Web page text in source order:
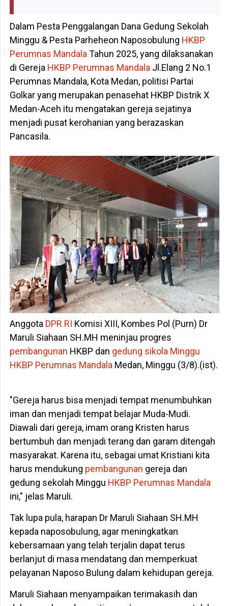
Dalam Pesta Penggalangan Dana Gedung Sekolah
Minggu & Pesta Parheheon Naposobulung HKBP
Perumnas Mandala Tahun 2025, yang dilaksanakan
di Gereja HKBP Perumnas Mandala Jl.Elang 2 No.1
Perumnas Mandala, Kota Medan, politisi Partai
Golkar yang merupakan penasehat HKBP Distrik X
Medan-Aceh itu mengatakan gereja sejatinya
menjadi pusat kerohanian yang berazaskan
Pancasila.
Anggota DPR RI Komisi XIII, Kombes Pol (Purn) Dr
Maruli Siahaan SH.MH meninjau progres
pembangunan HKBP dan gedung sikola Minggu
HKBP Perumnas Mandala Medan, Minggu (3/8).(ist).
"Gereja harus bisa menjadi tempat menumbuhkan
iman dan menjadi tempat belajar Muda-Mudi.
Diawali dari gereja, imam orang Kristen harus
bertumbuh dan menjadi terang dan garam ditengah
masyarakat. Karena itu, sebagai umat Kristiani kita
harus mendukung pembangunan gereja dan
gedung sekolah Minggu HKBP Perumnas Mandala
ini," jelas Maruli.
Tak lupa pula, harapan Dr Maruli Siahaan SH.MH
kepada naposobulung, agar meningkatkan
kebersamaan yang telah terjalin dapat terus
berlanjut di masa mendatang dan memperkuat
pelayanan Naposo Bulung dalam kehidupan gereja.
Maruli Siahaan menyampaikan terimakasih dan